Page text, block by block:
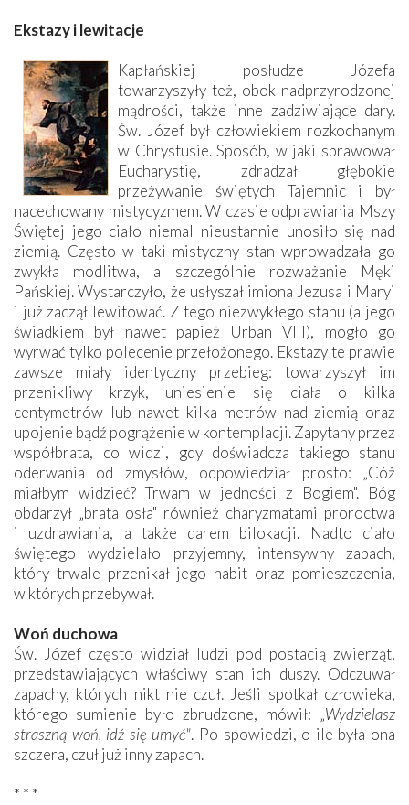
Ekstazy i lewitacje
Kapłańskiej posłudze Józefa
towarzyszyły też, obok nadprzyrodzonej
mądrości, także inne zadziwiające dary.
Św. Józef był człowiekiem rozkochanym
w Chrystusie. Sposób, w jaki sprawował
Eucharystię, zdradzał głębokie
przeżywanie świętych Tajemnic i był
nacechowany mistycyzmem. W czasie odprawiania Mszy
Świętej jego ciało niemal nieustannie unosiło się nad
ziemią. Często w taki mistyczny stan wprowadzała go
zwykła modlitwa, a szczególnie rozważanie Męki
Pańskiej. Wystarczyło, że usłyszał imiona Jezusa i Maryi
i już zaczął lewitować. Z tego niezwykłego stanu (a jego
świadkiem był nawet papież Urban VIII), mogło go
wyrwać tylko polecenie przełożonego. Ekstazy te prawie
zawsze miały identyczny przebieg: towarzyszył im
przenikliwy krzyk, uniesienie się ciała o kilka
centymetrów lub nawet kilka metrów nad ziemią oraz
upojenie bądź pogrążenie w kontemplacji. Zapytany przez
współbrata, co widzi, gdy doświadcza takiego stanu
oderwania od zmysłów, odpowiedział prosto: „Cóż
miałbym widzieć? Trwam w jedności z Bogiem". Bóg
obdarzył „brata osła" również charyzmatami proroctwa
i uzdrawiania, a także darem bilokacji. Nadto ciało
świętego wydzielało przyjemny, intensywny zapach,
który trwale przenikał jego habit oraz pomieszczenia,
w których przebywał.
Woń duchowa
Św. Józef często widział ludzi pod postacią zwierząt,
przedstawiających właściwy stan ich duszy. Odczuwał
zapachy, których nikt nie czuł. Jeśli spotkał człowieka,
którego sumienie było zbrudzone, mówił: „Wydzielasz
straszną woń, idź się umyć". Po spowiedzi, o ile była ona
szczera, czuł już inny zapach.
* * *